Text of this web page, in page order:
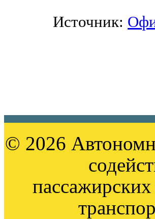
Источник:
© 2026